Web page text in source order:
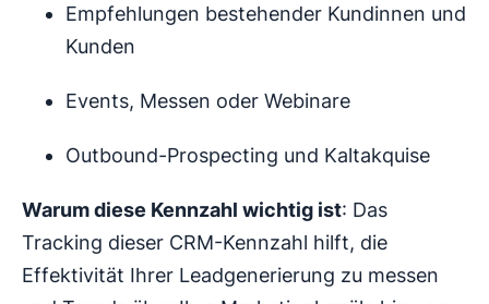
Empfehlungen bestehender Kundinnen und
Kunden
Events, Messen oder Webinare
Outbound-Prospecting und Kaltakquise
Warum diese Kennzahl wichtig ist: Das
Tracking dieser CRM-Kennzahl hilft, die
Effektivität Ihrer Leadgenerierung zu messen